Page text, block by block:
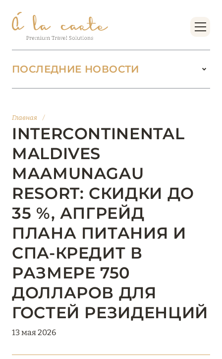
Главная /
INTERCONTINENTAL
MALDIVES
MAAMUNAGAU
RESORT: СКИДКИ ДО
35 %, АПГРЕЙД
ПЛАНА ПИТАНИЯ И
СПА-КРЕДИТ В
РАЗМЕРЕ 750
ДОЛЛАРОВ ДЛЯ
ГОСТЕЙ РЕЗИДЕНЦИЙ
13 мая 2026
ПОСЛЕДНИЕ НОВОСТИ
БУТИК-КУРОРТЫ МАЛЬДИВСКИХ ОСТРОВОВ
01 июня 2026
JUMEIRAH OLHAHALI ISLAND MALDIVES: ВАШ
ОАЗИС ТЕПЛА И ИЗЫСКАННОСТИ
18 мая 2026
THE ST. REGIS MALDIVES VOMMULI:
МАНИФЕСТ ЭСТЕТИКИ В САМОМ СЕРДЦЕ
ОКЕАНА
Подробнее
27 апреля 2026